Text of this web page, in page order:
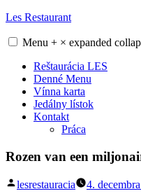
Skip
content
Les Restaurant
Menu + × expanded
Reštaurácia LES
Denné Menu
Vínna karta
Jedálny lístok
Kontakt
Práca
Rozen van een
Posted
lesrestauracia 4.